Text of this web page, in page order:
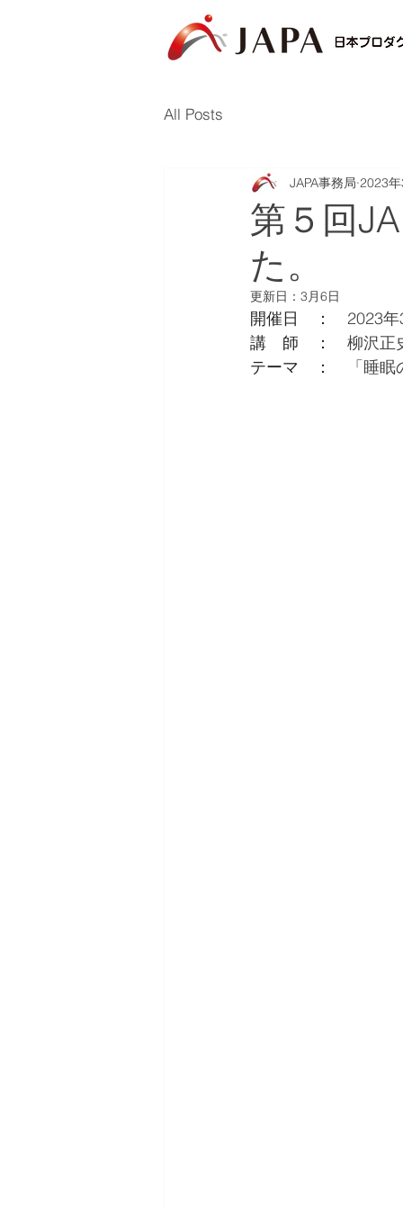
All Posts
第５回
た。
JAPA事務局 2023
更新日： 3月6日
開催日　： 2023
講　師　： 柳沢正
テーマ　：
「睡